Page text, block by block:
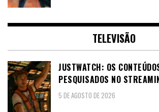
TELEVISÃO
JUSTWATCH: OS
PESQUISADOS NO
5 DE AGOSTO DE 2026